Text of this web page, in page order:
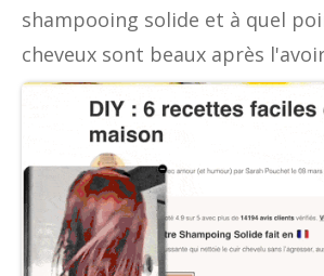
shampooing solide et à quel
cheveux sont beaux après